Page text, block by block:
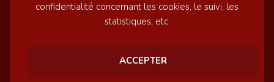
confidentialité concernant les cookies, le suivi, les
statistiques, etc.
ACCEPTER
Mentions légales